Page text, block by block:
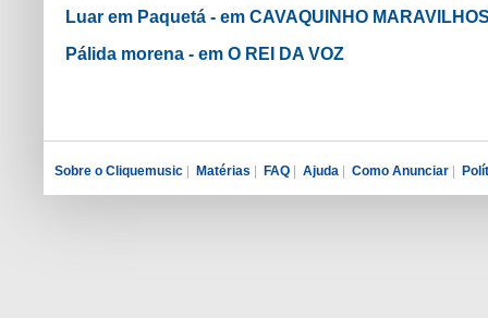
Luar em Paquetá - em CAVAQUINHO
Pálida morena - em O REI DA VOZ
Sobre o Cliquemusic | Matérias | FAQ | Ajuda | Como Anunciar |